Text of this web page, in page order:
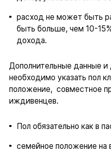
расход не может быть
быть больше, чем 10-
дохода.
Дополнительные данные и
необходимо указать пол
положение, совместное
иждивенцев.
Пол обязательно как в
семейное положение на